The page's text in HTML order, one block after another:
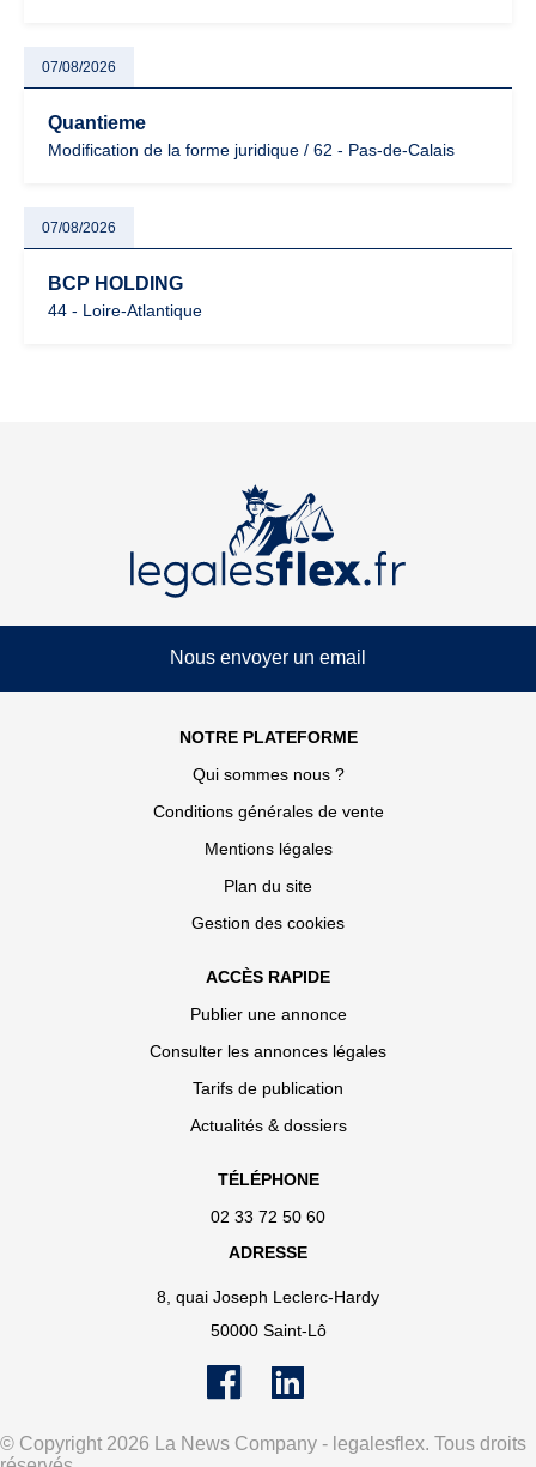
07/08/2026
Quantieme
Modification de la forme juridique / 62 - Pas-de-Calais
07/08/2026
BCP HOLDING
44 - Loire-Atlantique
Nous envoyer un email
NOTRE PLATEFORME
Qui sommes nous ?
Conditions générales de vente
Mentions légales
Plan du site
Gestion des cookies
ACCÈS RAPIDE
Publier une annonce
Consulter les annonces légales
Tarifs de publication
Actualités & dossiers
TÉLÉPHONE
02 33 72 50 60
ADRESSE
8, quai Joseph Leclerc-Hardy
50000 Saint-Lô
© Copyright 2026 La News Company - legalesflex. Tous droits